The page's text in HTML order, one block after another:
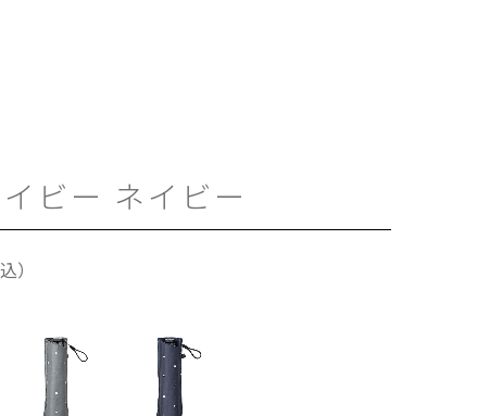
ビー ネイビー
）